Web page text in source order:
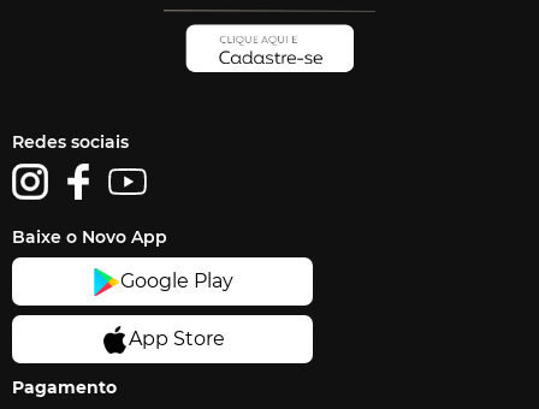
Redes sociais
Baixe o Novo App
Pagamento